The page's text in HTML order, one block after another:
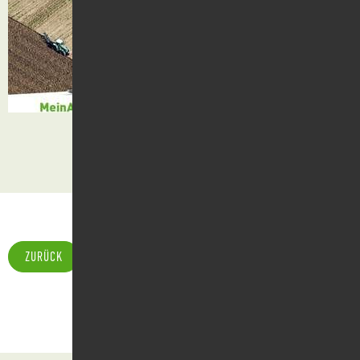
ZURÜCK
Kontakt
Suche